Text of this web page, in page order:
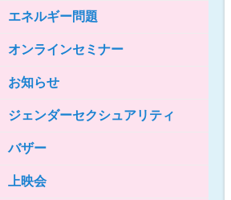
ス No.82
女性の家HELP ネットワークニュー
ス No.81
女性の家HELP ネットワークニュー
女性の家HELP ネットワークニュー
エネルギー問題
オンラインセミナー
お知らせ
ジェンダーセクシュアリティ
バザー
上映会